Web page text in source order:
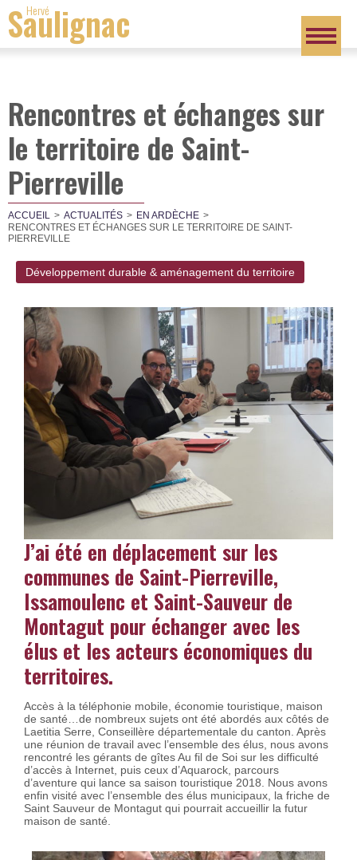
Hervé
Saulignac
Rencontres et échanges sur
le territoire de Saint-
Pierreville
ACCUEIL ACTUALITÉS
EN ARDÈCHE
RENCONTRES ET ÉCHANGES SUR LE TERRITOIRE DE SAINT-
PIERREVILLE
Développement durable & aménagement du territoire
J’ai été en déplacement sur les
communes de Saint-Pierreville,
Issamoulenc et Saint-Sauveur de
Montagut pour échanger avec les
élus et les acteurs économiques du
territoires.
Accès à la téléphonie mobile, économie touristique, maison
de santé…de nombreux sujets ont été abordés aux côtés de
Laetitia Serre, Conseillère départementale du canton. Après
une réunion de travail avec l’ensemble des élus, nous avons
rencontré les gérants de gîtes Au fil de Soi sur les difficulté
d’accès à Internet, puis ceux d’Aquarock, parcours
d’aventure qui lance sa saison touristique 2018. Nous avons
enfin visité avec l’ensemble des élus municipaux, la friche de
Saint Sauveur de Montagut qui pourrait accueillir la futur
maison de santé.